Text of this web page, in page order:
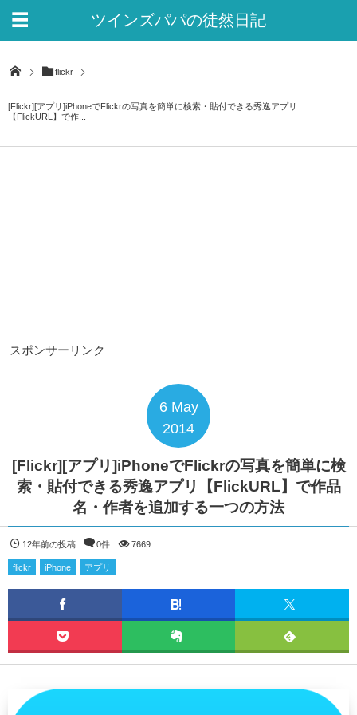
ツインズパパの徒然日記
flickr
[Flickr][アプリ]iPhoneでFlickrの写真を簡単に検索・貼付できる秀逸アプリ
【FlickURL】で作...
スポンサーリンク
6 May
2014
[Flickr][アプリ]iPhoneでFlickrの写真を簡単に検
索・貼付できる秀逸アプリ【FlickURL】で作品
名・作者を追加する一つの方法
12年前の投稿 0件 7669
flickr iPhone アプリ